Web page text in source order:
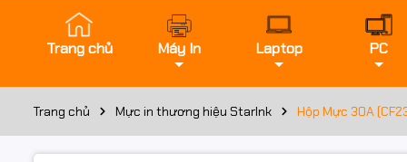
Trang chủ Máy In Laptop PC
Trang chủ Mực in thương hiệu StarInk Hộp Mực 30A